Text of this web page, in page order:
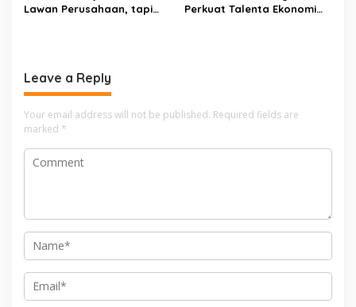
Lawan Perusahaan, tapi
Perkuat Talenta Ekonomi
Leave a Reply
Your email address will not be published. Required fields are
marked *